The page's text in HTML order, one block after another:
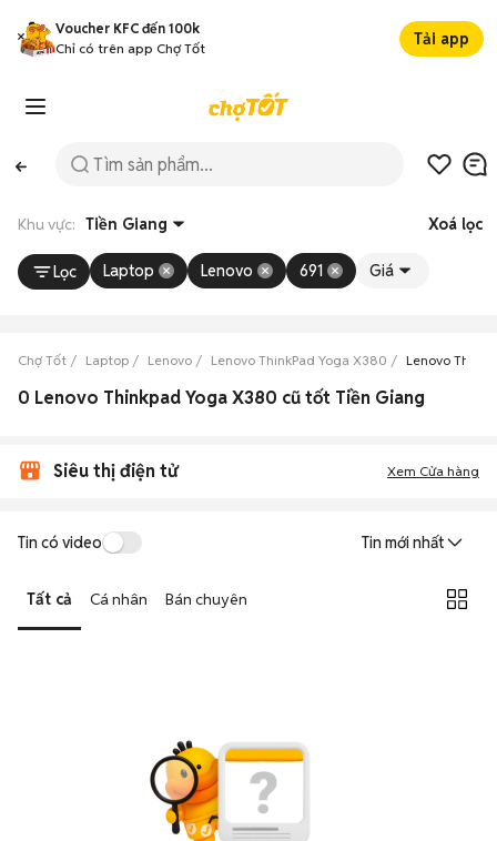
Voucher KFC đến 100k
Chỉ có trên app Chợ Tốt
Tải app
Khu vực: Tiền Giang Xoá lọc
Lọc Laptop Lenovo 691 Giá
Chợ Tốt Laptop Lenovo Lenovo ThinkPad Yoga X380 Lenovo
0 Lenovo Thinkpad Yoga X380 cũ tốt Tiền Giang
Siêu thị điện tử Xem Cửa hàng
Tin có video Tin mới nhất
Tất cả Cá nhân Bán chuyên